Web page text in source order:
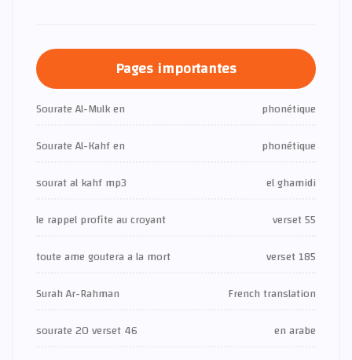
Pages importantes
Sourate Al-Mulk en
phonétique
Sourate Al-Kahf en
phonétique
sourat al kahf mp3
el ghamidi
le rappel profite au croyant
verset 55
toute ame goutera a la mort
verset 185
Surah Ar-Rahman
French translation
sourate 20 verset 46
en arabe